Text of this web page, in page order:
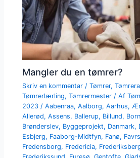
Mangler du en tømrer?
Skriv en kommentar /Tømrer,
Tømrerlærling,Tømrermester / Af
2023 /Aabenraa,Aalborg,Aarhus,
Allerød,Assens, Ballerup, Billund,
Brønderslev, Byggeprojekt, Danmark,
Esbjerg, Faaborg-Midtfyn, Fanø,
Fredensborg, Fredericia,